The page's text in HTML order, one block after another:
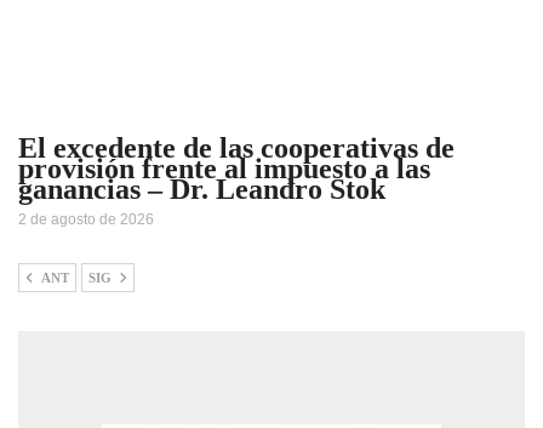
El excedente de las cooperativas de
provisión frente al impuesto a las
ganancias – Dr. Leandro Stok
2 de agosto de 2026
ANT SIG